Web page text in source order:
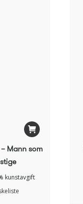
Mann som
kunstavgift